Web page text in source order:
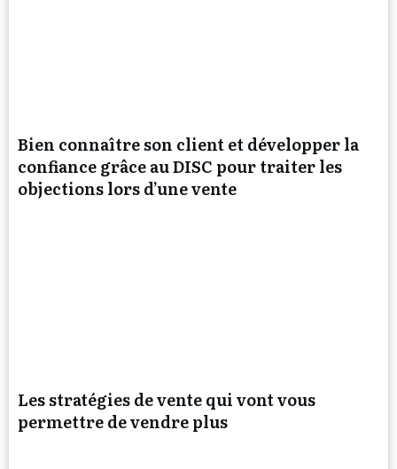
Bien connaître son client et développer la
confiance grâce au DISC pour traiter les
objections lors d’une vente
Les stratégies de vente qui vont vous
permettre de vendre plus